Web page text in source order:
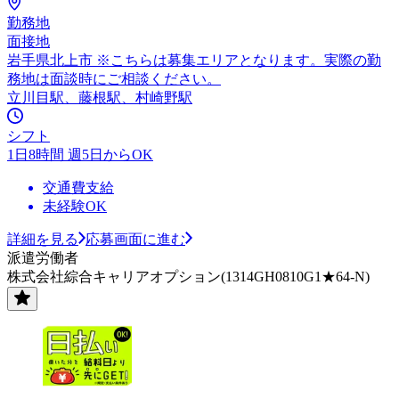
勤務地
面接地
岩手県北上市 ※こちらは募集エリアとなります。実際の勤
務地は面談時にご相談ください。
立川目駅、藤根駅、村崎野駅
シフト
1日8時間 週5日からOK
交通費支給
未経験OK
詳細を見る
応募画面に進む
派遣労働者
株式会社綜合キャリアオプション(1314GH0810G1★64-N)